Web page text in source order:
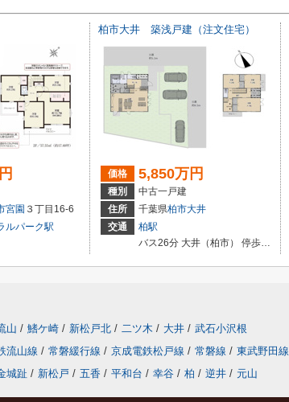
宮園 ３丁目16-6
ルパーク駅
柏市大井 築浅戸建（注文住宅）
価格 5,850万円
種別
中古一戸建
住所
千葉県柏市大井
交通
柏駅
バス26分 大井（柏市） 停歩14分
山 / 鰭ケ崎 / 新松戸北 / 二ツ木 / 大井 / 武石小沢根
流山線 / 常磐緩行線 / 京成電鉄松戸線 / 常磐線 / 東武野田線
城趾 / 新松戸 / 五香 / 平和台 / 幸谷 / 柏 / 逆井 / 元山